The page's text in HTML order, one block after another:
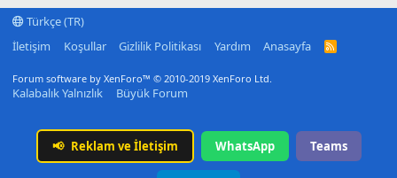
Türkçe (TR)
İletişim
Koşullar Gizlilik Politikası Yardım Anasayfa
R
Forum software by XenForo™ © 2010-2019 XenForo Ltd.
Kalabalık Yalnızlık Büyük Forum
📢 Reklam ve İletişim WhatsApp Teams